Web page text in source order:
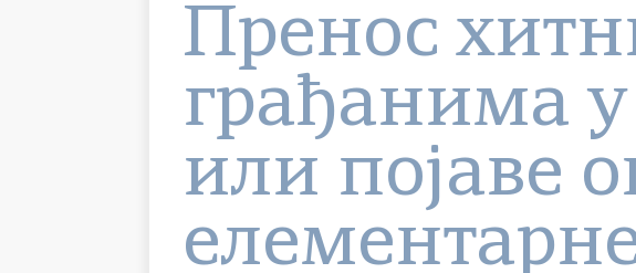
Пренос
грађанима у
или појаве